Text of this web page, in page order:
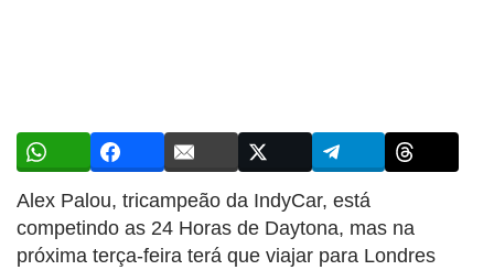
Alex Palou, tricampeão da IndyCar, está
competindo as 24 Horas de Daytona, mas na
próxima terça-feira terá que viajar para Londres